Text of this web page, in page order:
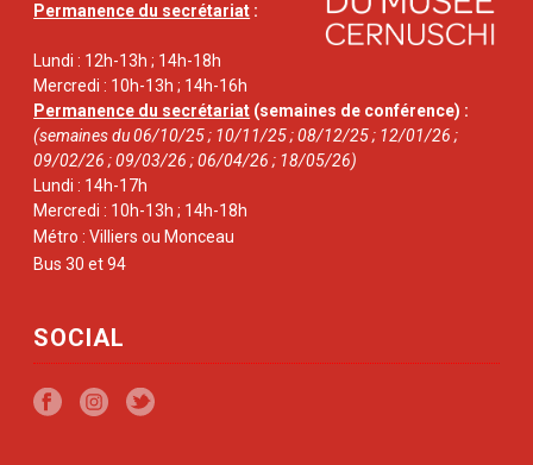
Permanence du secrétariat :
Lundi : 12h-13h ; 14h-18h
Mercredi : 10h-13h ; 14h-16h
Permanence du secrétariat (semaines de conférence) :
(semaines du 06/10/25 ; 10/11/25 ; 08/12/25 ; 12/01/26 ;
09/02/26 ; 09/03/26 ; 06/04/26 ; 18/05/26)
Lundi : 14h-17h
Mercredi : 10h-13h ; 14h-18h
Métro : Villiers ou Monceau
Bus 30 et 94
SOCIAL